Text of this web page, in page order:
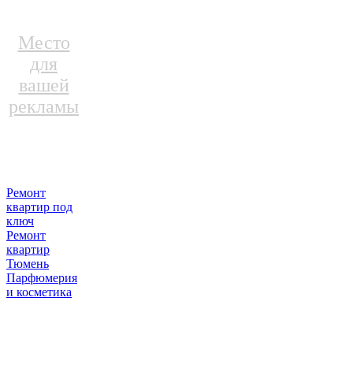
Место
для
вашей
рекламы
Ремонт
квартир под
ключ
Ремонт
квартир
Тюмень
Парфюмерия
и косметика